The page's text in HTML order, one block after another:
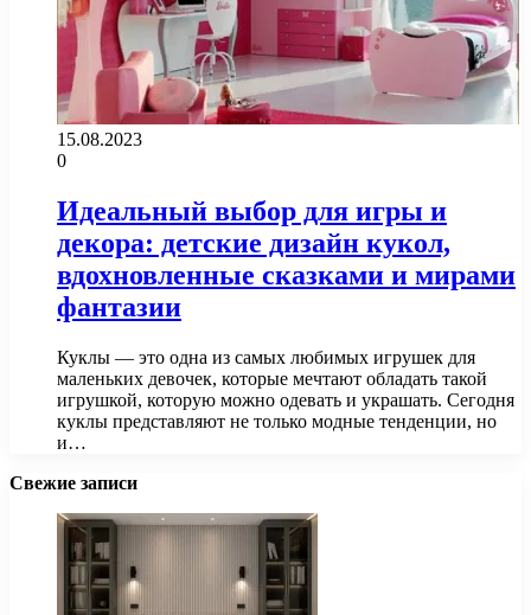
15.08.2023
0
Идеальный выбор для игры и
декора: детские дизайн кукол,
вдохновленные сказками и мирами
фантазии
Куклы — это одна из самых любимых игрушек для
маленьких девочек, которые мечтают обладать такой
игрушкой, которую можно одевать и украшать. Сегодня
куклы представляют не только модные тенденции, но
и…
Свежие записи